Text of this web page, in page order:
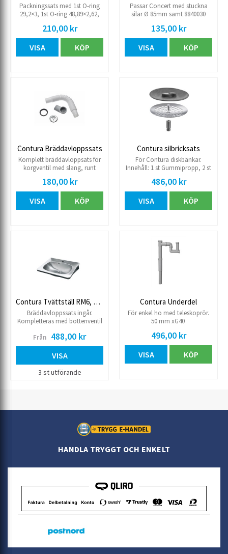
Packningssats med 1st O-ring
29,2×3, 1st O-ring 48,89×2,62,
210,00 kr
VISA KÖP
Passar Concert med stuckna
silar Ø 85mm samt 8840030
silbricka 47.
135,00 kr
VISA KÖP
Contura Bräddavloppssats
Komplett bräddavloppsats för
korgventil med slang, runt
180,00 kr
VISA KÖP
Contura silbricksats
För Contura diskbänkar.
Innehåll: 1 st Gummipropp, 2 st
486,00 kr
VISA KÖP
Contura Tvättställ RM6, Rostfritt
Bräddavloppssats ingår.
Kompletteras med bottenventil
bräddavloppsatsen användas
komplettera med artnr 807 87
01 eller artnr 857 39 12 Djup 445
145 mm.
Från 488,00 kr
VISA
3 st utförande
Contura Underdel
För enkel ho med teleskoprör.
50 mm xG40
496,00 kr
VISA KÖP
HANDLA TRYGGT OCH ENKELT